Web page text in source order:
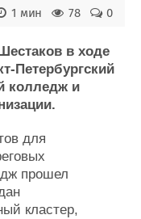
флота
0
78
1 мин
в ходе
Петербургский
колледж и
для
прошел
кластер,